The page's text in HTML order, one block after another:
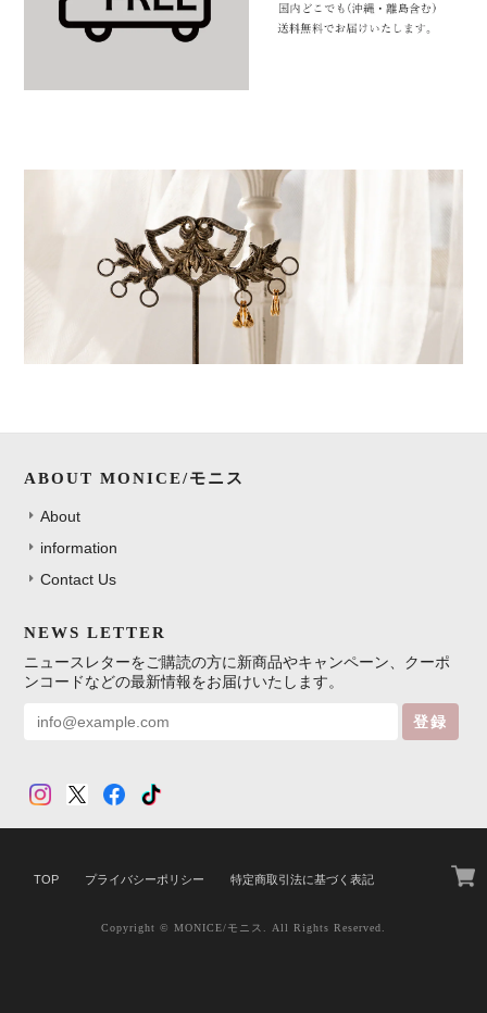
ABOUT MONICE/モニス
About
information
Contact Us
NEWS LETTER
ニュースレターをご購読の方に新商品やキャンペーン、クーポ
ンコードなどの最新情報をお届けいたします。
登録
TOP プライバシーポリシー 特定商取引法に基づく表記
Copyright © MONICE/モニス. All Rights Reserved.